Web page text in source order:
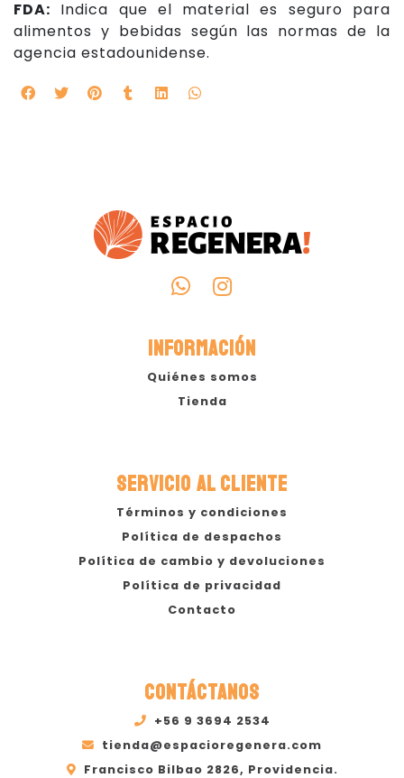
FDA: Indica que el material es seguro para
alimentos y bebidas según las normas de la
agencia estadounidense.
INFORMACIÓN
Quiénes somos
Tienda
SERVICIO AL CLIENTE
Términos y condiciones
Política de despachos
Política de cambio y devoluciones
Política de privacidad
Contacto
CONTÁCTANOS
+56 9 3694 2534
tienda@espacioregenera.com
Francisco Bilbao 2826, Providencia.